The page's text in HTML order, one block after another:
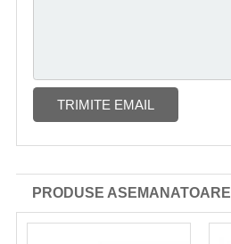
TRIMITE EMAIL
PRODUSE ASEMANATOARE